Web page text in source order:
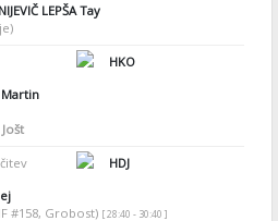
LEPŠA Tay
HKO
Martin
HDJ
#158, Grobost) [ 28:40 - 30:40 ]